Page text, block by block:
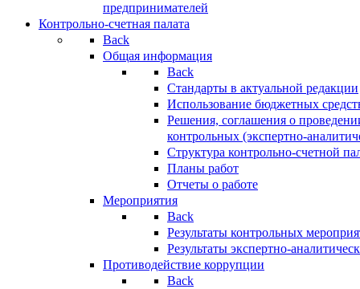
предпринимателей
Контрольно-счетная палата
Back
Общая информация
Back
Стандарты в актуальной редакции
Использование бюджетных
Решения, соглашения о
контрольных (экспертно-
Структура контрольно-счетной
Планы работ
Отчеты о работе
Мероприятия
Back
Результаты контрольных
Результаты экспертно-
Противодействие коррупции
Back